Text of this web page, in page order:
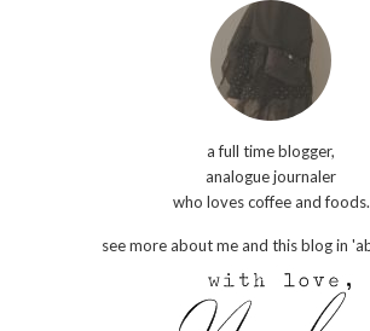
a full time blogger,
analogue journaler
who loves coffee and foods.
see more about me and this blog in